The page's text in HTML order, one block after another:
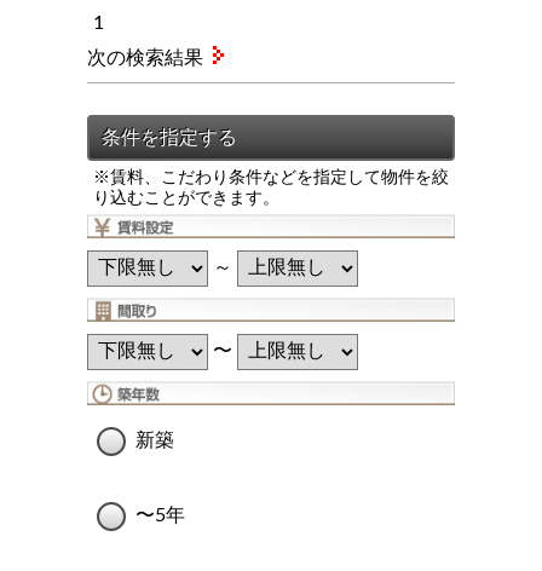
※賃料、こだわり条件などを指定して物件を絞
り込むことができます。
～
〜
新築
〜5年
1